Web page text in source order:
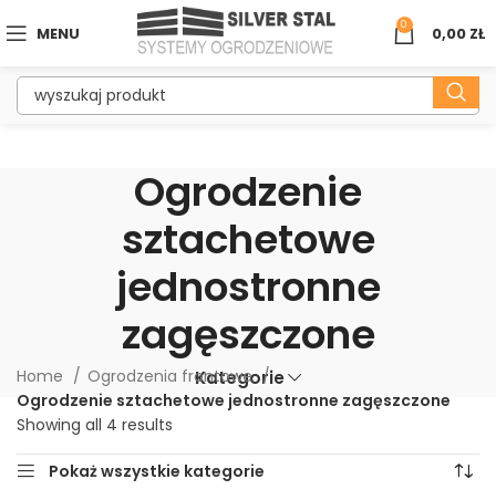
MENU 0 0,00 ZŁ
Ogrodzenie
sztachetowe
jednostronne
zagęszczone
Kategorie
Home
Ogrodzenia frontowe
Ogrodzenie sztachetowe jednostronne zagęszczone
Showing all 4 results
Pokaż wszystkie kategorie